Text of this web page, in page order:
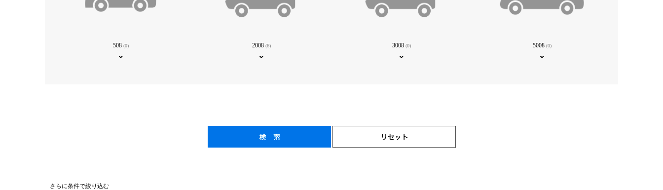
508(0) 2008 (6) 3008(0) 5008 (0)
さらに条件で絞り込む